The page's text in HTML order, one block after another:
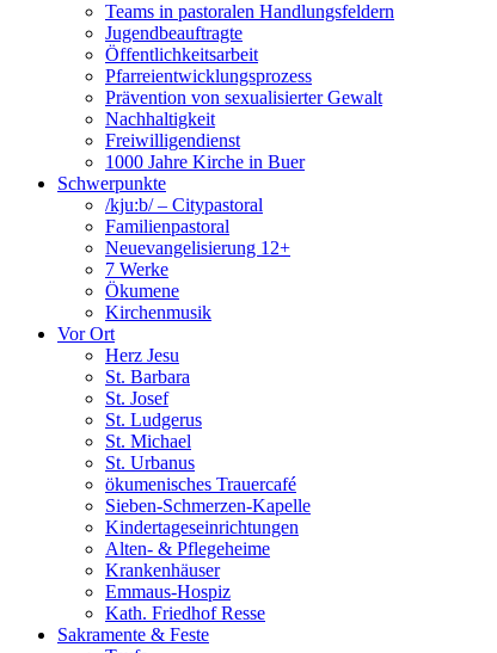
Teams in pastoralen Handlungsfeldern
Jugendbeauftragte
Öffentlichkeitsarbeit
Pfarreientwicklungsprozess
Prävention von sexualisierter Gewalt
Nachhaltigkeit
Freiwilligendienst
1000 Jahre Kirche in Buer
Schwerpunkte
/kju:b/ – Citypastoral
Familienpastoral
Neuevangelisierung 12+
7 Werke
Ökumene
Kirchenmusik
Vor Ort
Herz Jesu
St. Barbara
St. Josef
St. Ludgerus
St. Michael
St. Urbanus
ökumenisches Trauercafé
Sieben-Schmerzen-Kapelle
Kindertageseinrichtungen
Alten- & Pflegeheime
Krankenhäuser
Emmaus-Hospiz
Kath. Friedhof Resse
Sakramente & Feste